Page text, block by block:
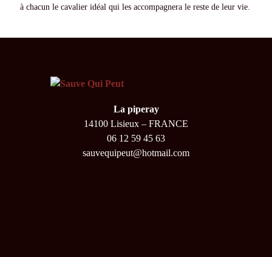
à chacun le cavalier idéal qui les accompagnera le reste de leur vie.
La piperay
14100 Lisieux – FRANCE
06 12 59 45 63
sauvequipeut@hotmail.com